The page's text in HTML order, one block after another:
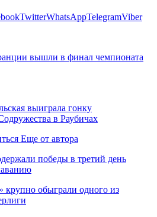
TwitterWhatsAppTelegramViber
вышли в финал чемпионата
выиграла гонку
в Раубичах
Еще от автора
победы в третий день
обыграли одного из